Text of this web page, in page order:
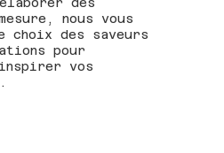
nous vous
choix des saveurs
pour
vos